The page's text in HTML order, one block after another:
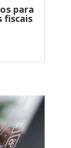
para
fiscais